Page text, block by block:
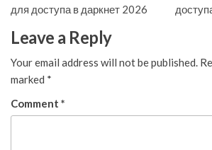
для доступа в даркнет 2026
Leave a Reply
Your email address will not be published.
marked *
Comment *